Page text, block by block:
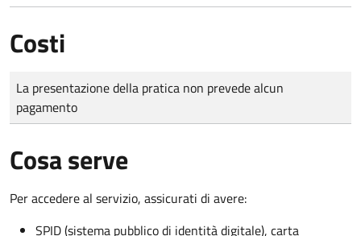
Costi
Tipo di pagamento
Importo
La presentazione della pratica non prevede alcun
pagamento
Cosa serve
Per accedere al servizio, assicurati di avere:
SPID (sistema pubblico di identità digitale), carta